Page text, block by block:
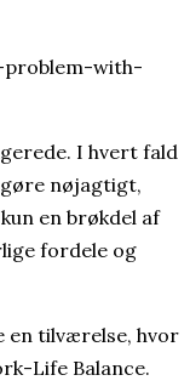
I hvert fald
gøre nøjagtigt,
en brøkdel af
fordele og
en tilværelse, hvor
Life Balance.